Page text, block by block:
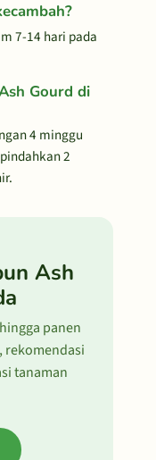
7-14 hari pada
Gourd di
4 minggu
2
Ash
panen
rekomendasi
tanaman